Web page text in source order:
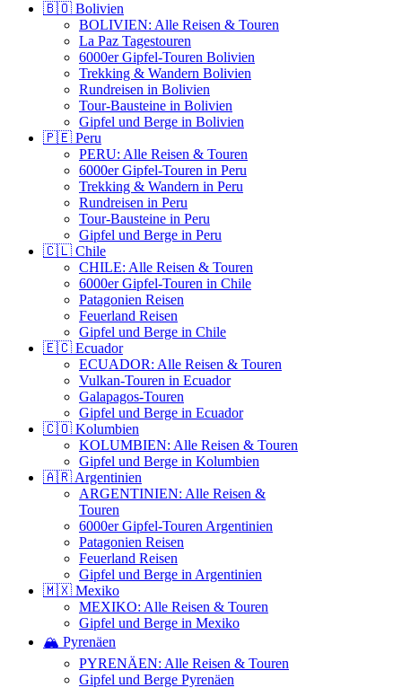
🇧🇴 Bolivien
BOLIVIEN: Alle Reisen & Touren
La Paz Tagestouren
6000er Gipfel-Touren Bolivien
Trekking & Wandern Bolivien
Rundreisen in Bolivien
Tour-Bausteine in Bolivien
Gipfel und Berge in Bolivien
🇵🇪 Peru
PERU: Alle Reisen & Touren
6000er Gipfel-Touren in Peru
Trekking & Wandern in Peru
Rundreisen in Peru
Tour-Bausteine in Peru
Gipfel und Berge in Peru
🇨🇱 Chile
CHILE: Alle Reisen & Touren
6000er Gipfel-Touren in Chile
Patagonien Reisen
Feuerland Reisen
Gipfel und Berge in Chile
🇪🇨 Ecuador
ECUADOR: Alle Reisen & Touren
Vulkan-Touren in Ecuador
Galapagos-Touren
Gipfel und Berge in Ecuador
🇨🇴 Kolumbien
KOLUMBIEN: Alle Reisen & Touren
Gipfel und Berge in Kolumbien
🇦🇷 Argentinien
ARGENTINIEN: Alle Reisen &
Touren
6000er Gipfel-Touren Argentinien
Patagonien Reisen
Feuerland Reisen
Gipfel und Berge in Argentinien
🇲🇽 Mexiko
MEXIKO: Alle Reisen & Touren
Gipfel und Berge in Mexiko
🏔️ Pyrenäen
PYRENÄEN: Alle Reisen & Touren
Gipfel und Berge Pyrenäen